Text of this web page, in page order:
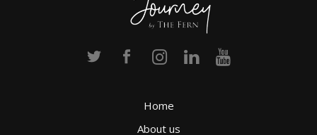
Home
About us